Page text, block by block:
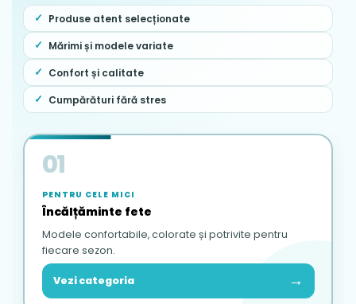
Produse atent selecționate
Mărimi și modele variate
Confort și calitate
Cumpărături fără stres
01
PENTRU CELE MICI
Încălțăminte fete
Modele confortabile, colorate și potrivite pentru
fiecare sezon.
Vezi categoria →